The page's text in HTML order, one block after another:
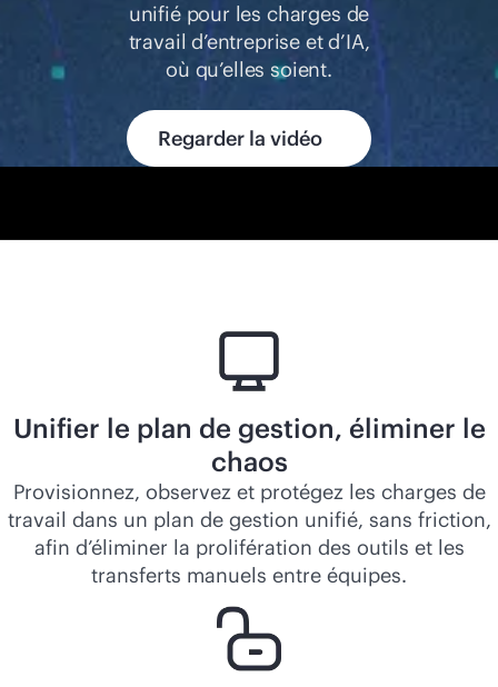
unifié pour les charges de
travail d’entreprise et d’IA,
où qu’elles soient.
Regarder la vidéo
Unifier le plan de gestion, éliminer le
chaos
Provisionnez, observez et protégez les charges de
travail dans un plan de gestion unifié, sans friction,
afin d’éliminer la prolifération des outils et les
transferts manuels entre équipes.